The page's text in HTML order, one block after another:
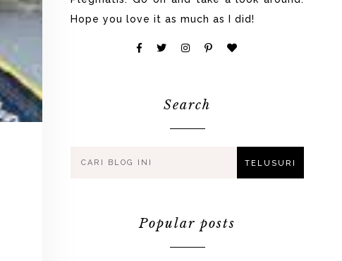
Hope you love it as much as I did!
Search
Popular posts